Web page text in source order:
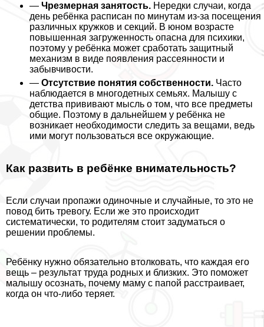
— Чрезмерная занятость. Нередки случаи, когда
день ребёнка расписан по минутам из-за посещения
различных кружков и секций. В юном возрасте
повышенная загруженность опасна для психики,
поэтому у ребёнка может сработать защитный
механизм в виде появления рассеянности и
забывчивости.
— Отсутствие понятия собственности. Часто
наблюдается в многодетных семьях. Малышу с
детства прививают мысль о том, что все предметы
общие. Поэтому в дальнейшем у ребёнка не
возникает необходимости следить за вещами, ведь
ими могут пользоваться все окружающие.
Как развить в ребёнке внимательность?
Если случаи пропажи одиночные и случайные, то это не
повод бить тревогу. Если же это происходит
систематически, то родителям стоит задуматься о
решении проблемы.
Ребёнку нужно обязательно втолковать, что каждая его
вещь – результат труда родных и близких. Это поможет
малышу осознать, почему маму с папой расстраивает,
когда он что-либо теряет.